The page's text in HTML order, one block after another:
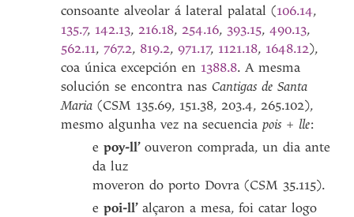
consoante alveolar á lateral palatal (106.14,
135.7, 142.13, 216.18, 254.16, 393.15,490.13,
562.11,767.2, 819.2,971.17, 1121.18, 1648.12),
coa única excepción en 1388.8. A mesma
solución se encontra nasCantigas de Santa
Maria (CSM 135.69, 151.38, 203.4, 265.102),
mesmo algunha vez na secuenciapois + lle:
epoy-ll’ouveron comprada, un dia ante
da luz
moveron do porto Dovra (CSM 35.115).
epoi-ll’alçaron a mesa, foi catar logo